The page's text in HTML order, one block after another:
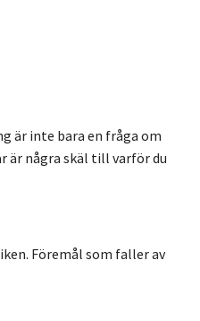
är inte bara en fråga om
är några skäl till varför du
Föremål som faller av